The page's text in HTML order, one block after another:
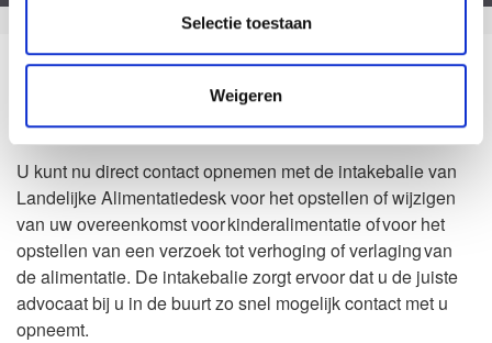
Selectie toestaan
Weigeren
Zo kan het dus ook
Waarom Landelijke Alimentatiedesk?
U kunt nu direct contact opnemen met de intakebalie van
Landelijke Alimentatiedesk voor het opstellen of wijzigen
van uw overeenkomst voor kinderalimentatie of voor het
opstellen van een verzoek tot verhoging of verlaging van
de alimentatie. De intakebalie zorgt ervoor dat u de juiste
advocaat bij u in de buurt zo snel mogelijk contact met u
opneemt.